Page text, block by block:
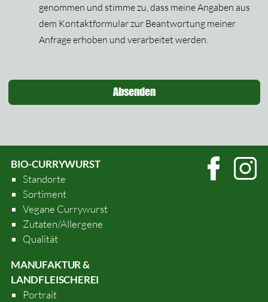
genommen und stimme zu, dass meine Angaben aus
dem Kontaktformular zur Beantwortung meiner
Anfrage erhoben und verarbeitet werden.
BIO-CURRYWURST
Standorte
Sortiment
Vegane Currywurst
Zutaten/Allergene
Qualität
MANUFAKTUR &
LANDFLEISCHEREI
Portrait